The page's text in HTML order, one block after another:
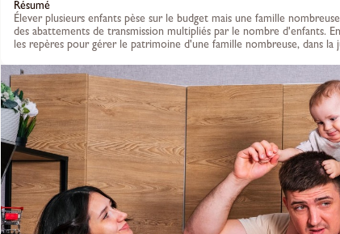
Résumé
Élever plusieurs enfants pèse sur le budget mais une famille
des abattements de transmission multipliés par le nombre d'enfants.
les repères pour gérer le patrimoine d'une famille nombreuse, dans la